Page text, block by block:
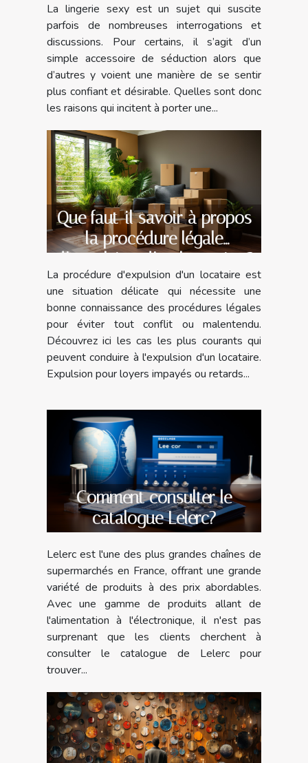
La lingerie sexy est un sujet qui suscite
parfois de nombreuses interrogations et
discussions. Pour certains, il s’agit d’un
simple accessoire de séduction alors que
d’autres y voient une manière de se sentir
plus confiant et désirable. Quelles sont donc
les raisons qui incitent à porter une...
Que faut-il savoir à propos
la procédure légale
d’expulsion d’un locataire ?
La procédure d'expulsion d'un locataire est
une situation délicate qui nécessite une
bonne connaissance des procédures légales
pour éviter tout conflit ou malentendu.
Découvrez ici les cas les plus courants qui
peuvent conduire à l'expulsion d'un locataire.
Expulsion pour loyers impayés ou retards...
Comment consulter le
catalogue Lelerc?
Lelerc est l'une des plus grandes chaînes de
supermarchés en France, offrant une grande
variété de produits à des prix abordables.
Avec une gamme de produits allant de
l'alimentation à l'électronique, il n'est pas
surprenant que les clients cherchent à
consulter le catalogue de Lelerc pour
trouver...